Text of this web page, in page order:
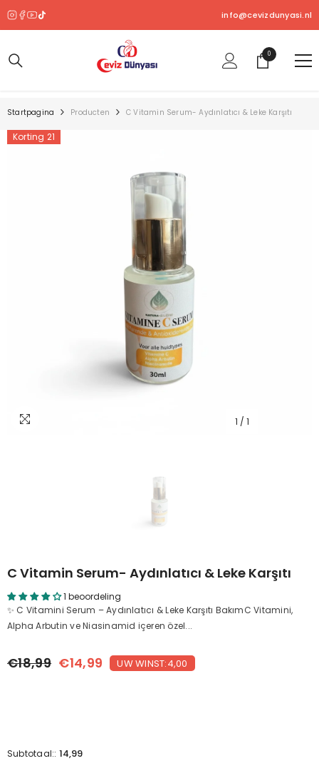
info@cevizdunyasi.nl
00
product
Startpagina Producten C Vitamin Serum- Aydınlatıcı & Leke Karşıtı
Korting 21
1 / 1
C Vitamin Serum- Aydınlatıcı & Leke Karşıtı
1 beoordeling
✨ C Vitamini Serum – Aydınlatıcı & Leke Karşıtı BakımC Vitamini,
Alpha Arbutin ve Niasinamid içeren özel...
€18,99 €14,99 UW WINST:4,00
Subtotaal:: 14,99